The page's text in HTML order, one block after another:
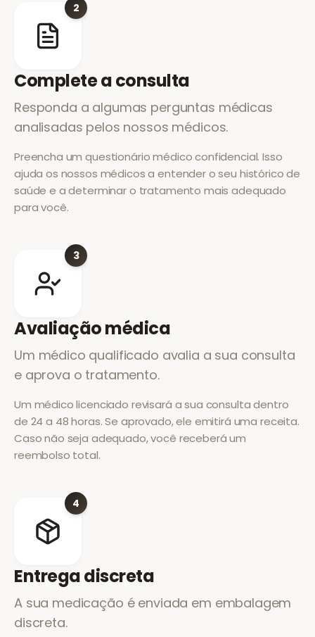
2
Complete a consulta
Responda a algumas perguntas médicas
analisadas pelos nossos médicos.
Preencha um questionário médico confidencial. Isso
ajuda os nossos médicos a entender o seu histórico de
saúde e a determinar o tratamento mais adequado
para você.
3
Avaliação médica
Um médico qualificado avalia a sua consulta
e aprova o tratamento.
Um médico licenciado revisará a sua consulta dentro
de 24 a 48 horas. Se aprovado, ele emitirá uma receita.
Caso não seja adequado, você receberá um
reembolso total.
4
Entrega discreta
A sua medicação é enviada em embalagem
discreta.